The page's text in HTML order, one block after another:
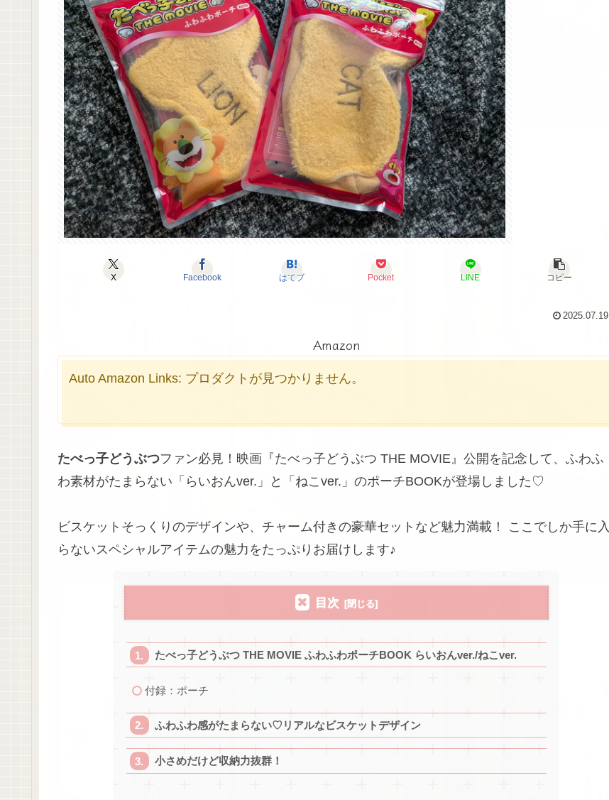
X Facebook はてブ Pocket LINE コピー
2025.07.19
Amazon
Auto Amazon Links: プロダクトが見つかりません。
たべっ子どうぶつファン必見！映画『たべっ子どうぶつ THE MOVIE』公開を記念して、ふわふ
わ素材がたまらない「らいおんver.」と「ねこver.」のポーチBOOKが登場しました♡
ビスケットそっくりのデザインや、チャーム付きの豪華セットなど魅力満載！ ここでしか手に入
らないスペシャルアイテムの魅力をたっぷりお届けします♪
目次
たべっ子どうぶつ THE MOVIE ふわふわポーチBOOK らいおんver./ねこver.
付録：ポーチ
ふわふわ感がたまらない♡リアルなビスケットデザイン
小さめだけど収納力抜群！